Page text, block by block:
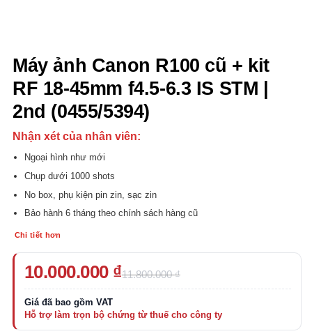
Máy ảnh Canon R100 cũ + kit
RF 18-45mm f4.5-6.3 IS STM |
2nd (0455/5394)
Nhận xét của nhân viên:
Ngoại hình như mới
Chụp dưới 1000 shots
No box, phụ kiện pin zin, sạc zin
Bảo hành 6 tháng theo chính sách hàng cũ
Chi tiết hơn
11.800.000₫
Giá
gốc
là:
11.800.000 ₫.
10.000.000 ₫
Giá
hiện
tại
là:
10.000.000 ₫.